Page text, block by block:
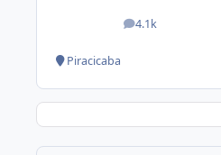
4.1k
posts
Piracicaba